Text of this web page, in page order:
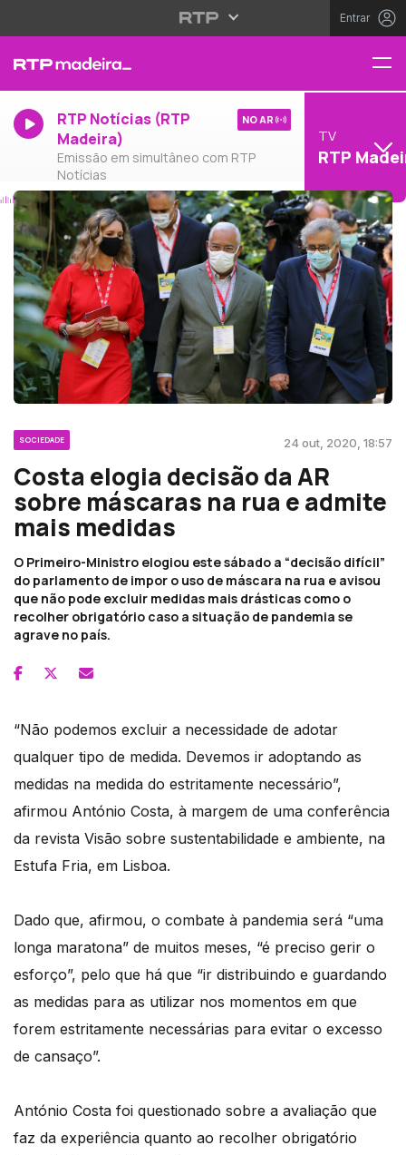
Entrar
RTP Notícias (RTP
Madeira)
Emissão em simultâneo com RTP
Notícias
NO AR
TV
RTP
SOCIEDADE 24 out, 2020, 18:57
Costa elogia decisão da AR
sobre máscaras na rua e admite
mais medidas
O Primeiro-Ministro elogiou este sábado a “decisão difícil”
do parlamento de impor o uso de máscara na rua e avisou
que não pode excluir medidas mais drásticas como o
recolher obrigatório caso a situação de pandemia se
agrave no país.
“Não podemos excluir a necessidade de adotar
qualquer tipo de medida. Devemos ir adoptando as
medidas na medida do estritamente necessário”,
afirmou António Costa, à margem de uma conferência
da revista Visão sobre sustentabilidade e ambiente, na
Estufa Fria, em Lisboa.
Dado que, afirmou, o combate à pandemia será “uma
longa maratona” de muitos meses, “é preciso gerir o
esforço”, pelo que há que “ir distribuindo e guardando
as medidas para as utilizar nos momentos em que
forem estritamente necessárias para evitar o excesso
de cansaço”.
António Costa foi questionado sobre a avaliação que
faz da experiência quanto ao recolher obrigatório